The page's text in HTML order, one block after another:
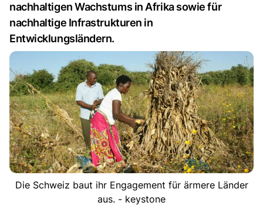
nachhaltigen Wachstums in Afrika sowie für
nachhaltige Infrastrukturen in
Entwicklungsländern.
Die Schweiz baut ihr Engagement für ärmere Länder
aus. - keystone